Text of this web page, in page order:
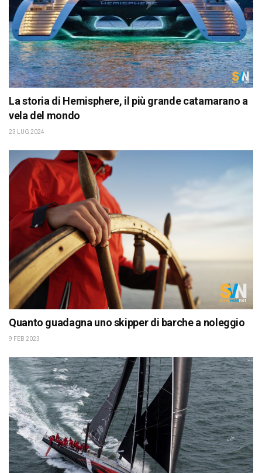
La storia di Hemisphere, il più grande catamarano a
vela del mondo
23 LUG 2024
Quanto guadagna uno skipper di barche a noleggio
9 FEB 2023